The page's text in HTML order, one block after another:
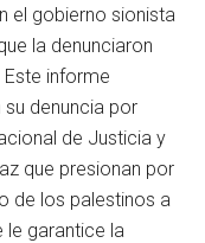
el gobierno sionista
la denunciaron
Este informe
denuncia por
de Justicia y
que presionan por
de los palestinos a
le garantice la